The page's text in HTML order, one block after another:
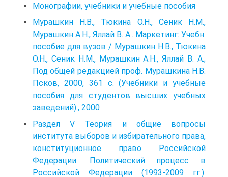
Монографии, учебники и учебные пособия
Мурашкин Н.В., Тюкина О.Н., Сеник Н.М.,
Мурашкин А.Н., Яллай В. А.. Маркетинг: Учебн.
пособие для вузов / Мурашкин Н.В., Тюкина
О.Н., Сеник Н.М., Мурашкин А.Н., Яллай В. А.;
Под общей редакцией проф. Мурашкина Н.В.
Псков, 2000, 361 с. (Учебники и учебные
пособия для студентов высших учебных
заведений)., 2000
Раздел V Теория и общие вопросы
института выборов и избирательного права,
конституционное право Российской
Федерации. Политический процесс в
Российской Федерации (1993-2009 гг.).